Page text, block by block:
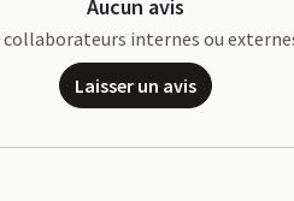
Aucun avis
internes ou
Laisser un avis